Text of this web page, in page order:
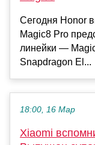
Сегодня Honor
Magic8 Pro
линейки —
Snapdragon El...
18:00, 16 Мар
Xiaomi